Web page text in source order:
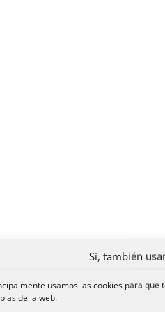
Sí, también
usamos las cookies para que
de la web.